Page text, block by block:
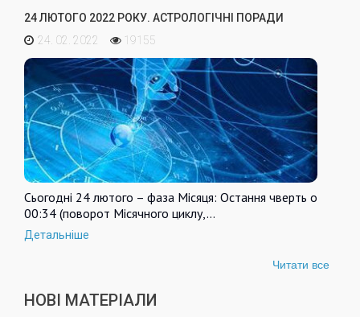
24 ЛЮТОГО 2022 РОКУ. АСТРОЛОГІЧНІ ПОРАДИ
24. 02. 2022
19155
Сьогодні 24 лютого – фаза Місяця: Остання чверть о
00:34 (поворот Місячного циклу,…
Детальніше
Читати все
НОВІ МАТЕРІАЛИ